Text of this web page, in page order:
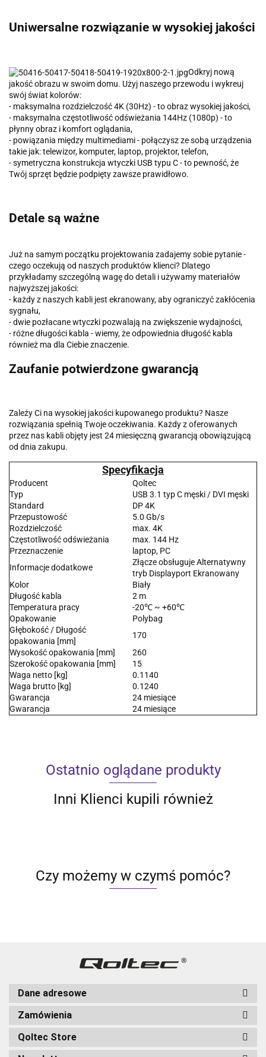
Uniwersalne rozwiązanie w wysokiej jakości
Odkryj nową
jakość obrazu w swoim domu. Użyj naszego przewodu i wykreuj
swój świat kolorów:
- maksymalna rozdzielczość 4K (30Hz) - to obraz wysokiej jakości,
- maksymalna częstotliwość odświeżania 144Hz (1080p) - to
płynny obraz i komfort oglądania,
- powiązania między multimediami - połączysz ze sobą urządzenia
takie jak: telewizor, komputer, laptop, projektor, telefon,
- symetryczna konstrukcja wtyczki USB typu C - to pewność, że
Twój sprzęt będzie podpięty zawsze prawidłowo.
Detale są ważne
Już na samym początku projektowania zadajemy sobie pytanie -
czego oczekują od naszych produktów klienci? Dlatego
przykładamy szczególną wagę do detali i używamy materiałów
najwyższej jakości:
- każdy z naszych kabli jest ekranowany, aby ograniczyć zakłócenia
sygnału,
- dwie pozłacane wtyczki pozwalają na zwiększenie wydajności,
- różne długości kabla - wiemy, że odpowiednia długość kabla
również ma dla Ciebie znaczenie.
Zaufanie potwierdzone gwarancją
Zależy Ci na wysokiej jakości kupowanego produktu? Nasze
rozwiązania spełnią Twoje oczekiwania. Każdy z oferowanych
przez nas kabli objęty jest 24 miesięczną gwarancją obowiązującą
od dnia zakupu.
Specyfikacja
Producent
Qoltec
Typ
USB 3.1 typ C męski / DVI męski
Standard
DP 4K
Przepustowość
5.0 Gb/s
Rozdzielczość
max. 4K
Częstotliwość odświeżania
max. 144 Hz
Przeznaczenie
laptop, PC
Informacje dodatkowe
Złącze obsługuje Alternatywny
tryb Displayport Ekranowany
Kolor
Biały
Długość kabla
2 m
Temperatura pracy
-20℃ ~ +60℃
Opakowanie
Polybag
Głębokość / Długość
opakowania [mm]
170
Wysokość opakowania [mm]
260
Szerokość opakowania [mm]
15
Waga netto [kg]
0.1140
Waga brutto [kg]
0.1240
Gwarancja
24 miesiące
Gwarancja
24 miesiące
Ostatnio oglądane produkty
Inni Klienci kupili również
Czy możemy w czymś pomóc?
Dane adresowe
Zamówienia
Qoltec Store